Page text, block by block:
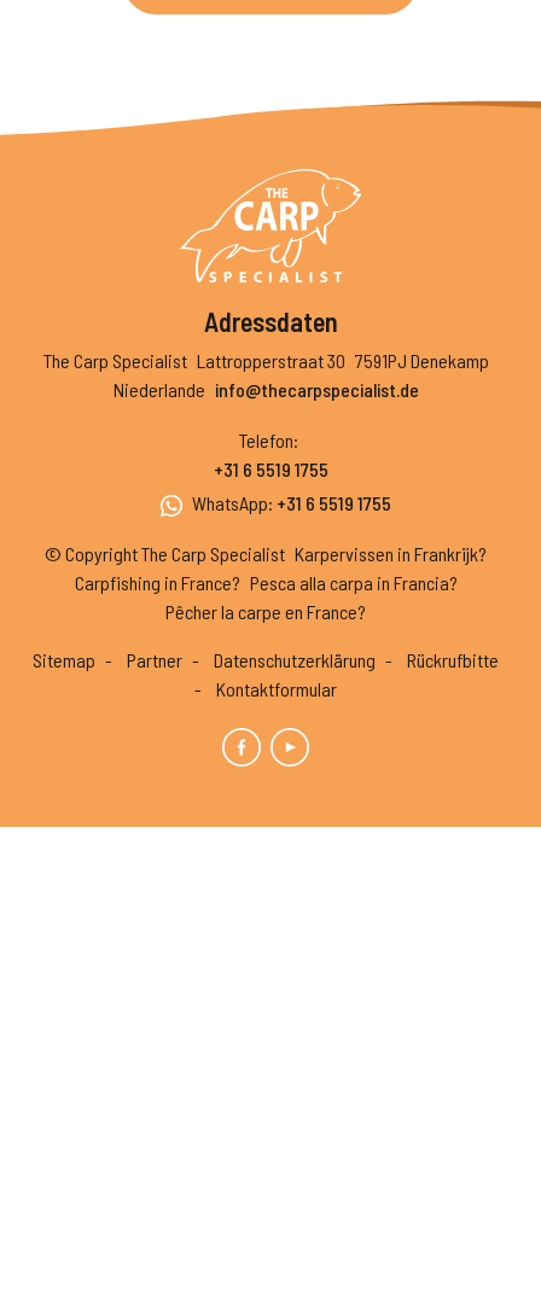
Adressdaten
The Carp Specialist Lattropperstraat 30 7591PJ Denekamp
Niederlande info@thecarpspecialist.de
Telefon:
+31 6 5519 1755
WhatsApp: +31 6 5519 1755
© Copyright The Carp Specialist Karpervissen in Frankrijk?
Carpfishing in France? Pesca alla carpa in Francia?
Pêcher la carpe en France?
Sitemap Partner Datenschutzerklärung
Rückrufbitte
Kontaktformular